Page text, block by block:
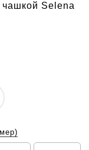
чашкой Selena